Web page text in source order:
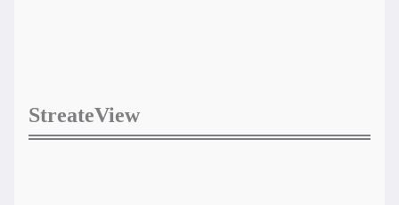
StreateView